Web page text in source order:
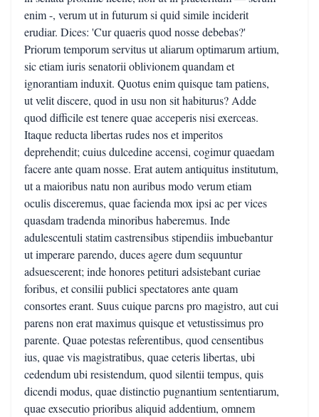
enim -, verum ut in futurum si quid simile inciderit
erudiar. Dices: 'Cur quaeris quod nosse debebas?'
Priorum temporum servitus ut aliarum optimarum artium,
sic etiam iuris senatorii oblivionem quandam et
ignorantiam induxit. Quotus enim quisque tam patiens,
ut velit discere, quod in usu non sit habiturus? Adde
quod difficile est tenere quae acceperis nisi exerceas.
Itaque reducta libertas rudes nos et imperitos
deprehendit; cuius dulcedine accensi, cogimur quaedam
facere ante quam nosse. Erat autem antiquitus institutum,
ut a maioribus natu non auribus modo verum etiam
oculis disceremus, quae facienda mox ipsi ac per vices
quasdam tradenda minoribus haberemus. Inde
adulescentuli statim castrensibus stipendiis imbuebantur
ut imperare parendo, duces agere dum sequuntur
adsuescerent; inde honores petituri adsistebant curiae
foribus, et consilii publici spectatores ante quam
consortes erant. Suus cuique parcns pro magistro, aut cui
parens non erat maximus quisque et vetustissimus pro
parente. Quae potestas referentibus, quod censentibus
ius, quae vis magistratibus, quae ceteris libertas, ubi
cedendum ubi resistendum, quod silentii tempus, quis
dicendi modus, quae distinctio pugnantium sententiarum,
quae exsecutio prioribus aliquid addentium, omnem